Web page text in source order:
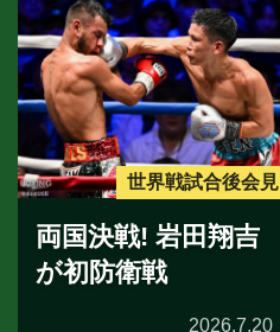
世界戦試合後会見
両国決戦! 岩田翔吉
が初防衛戦
2026.7.20